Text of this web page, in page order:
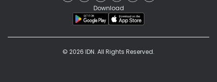
Download
© 2026 IDN. All Rights Reserved.